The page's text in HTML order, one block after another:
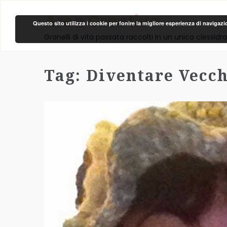
Area Creativa
Granelli di vita passata raccolti in un unica
Tag: Diventare
Questo sito utilizza i cookie per fonire la migliore esperienza di